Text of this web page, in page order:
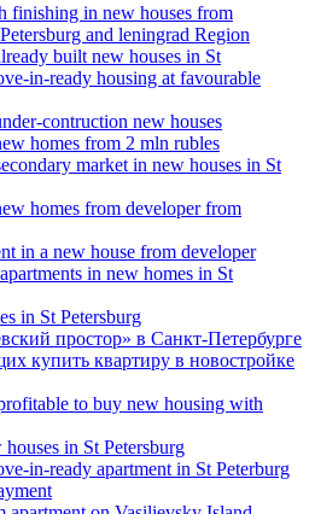
finishing in new houses from
and leningrad Region
built new houses in St
in-ready housing at favourable
contruction new houses
homes from 2 mln rubles
market in new houses in St
homes from developer from
in a new house from developer
in new homes in St
in St Petersburg
простор» в Санкт-Петербурге
купить квартиру в новостройке
to buy new housing with
in St Petersburg
in-ready apartment in St Peterburg